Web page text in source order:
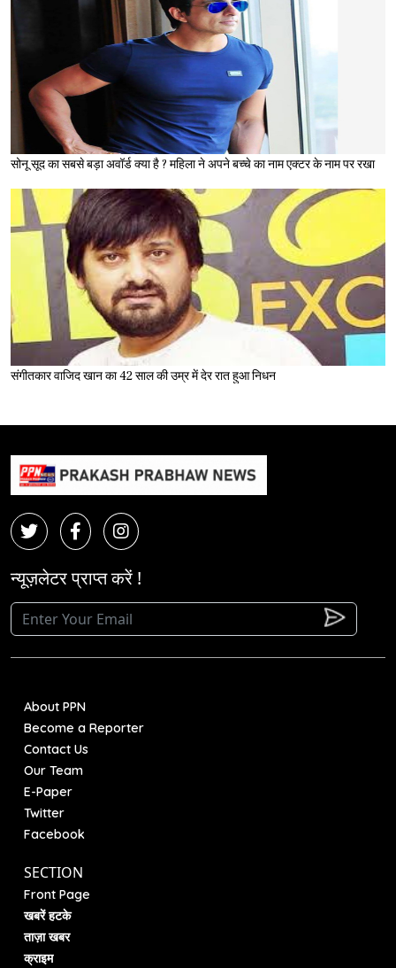
सोनू सूद का सबसे बड़ा अवॉर्ड क्या है ? महिला ने अपने बच्चे का नाम एक्टर के नाम पर रखा
संगीतकार वाजिद खान का 42 साल की उम्र में देर रात हुआ निधन
न्यूज़लेटर प्राप्त करें !
About PPN
Become a Reporter
Contact Us
Our Team
E-Paper
Twitter
Facebook
SECTION
Front Page
खबरें हटके
ताज़ा खबर
क्राइम